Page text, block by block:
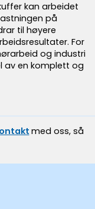
kan arbeidet
på
til høyere
For
og industri
av en komplett og
med oss, så